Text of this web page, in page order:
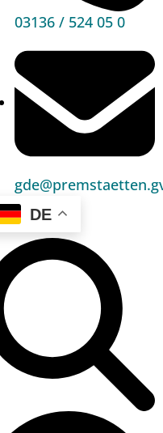
03136 / 524 05 0
DE